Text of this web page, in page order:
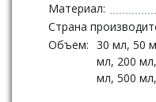
Материал:
Страна
Объем: 30 мл, 50
мл, 200
мл, 500